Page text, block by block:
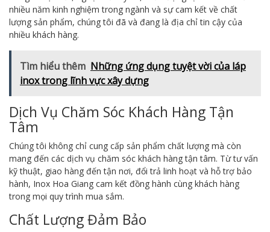
nhiều năm kinh nghiệm trong ngành và sự cam kết về chất
lượng sản phẩm, chúng tôi đã và đang là địa chỉ tin cậy của
nhiều khách hàng.
Tìm hiểu thêm Những ứng dụng tuyệt vời của láp
inox trong lĩnh vực xây dựng
Dịch Vụ Chăm Sóc Khách Hàng Tận
Tâm
Chúng tôi không chỉ cung cấp sản phẩm chất lượng mà còn
mang đến các dịch vụ chăm sóc khách hàng tận tâm. Từ tư vấn
kỹ thuật, giao hàng đến tận nơi, đổi trả linh hoạt và hỗ trợ bảo
hành, Inox Hoa Giang cam kết đồng hành cùng khách hàng
trong mọi quy trình mua sắm.
Chất Lượng Đảm Bảo